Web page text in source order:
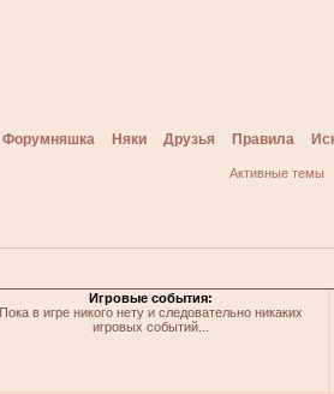
Форумняшка Няки Друзья Правила
Активные темы
Игровые события:
Пока в игре никого нету и следовательно никаких
игровых событий...